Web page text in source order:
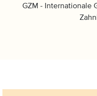
GZM - Internationale